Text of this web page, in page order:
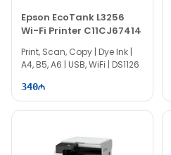
Epson EcoTank L3256
Wi-Fi Printer C11CJ67414
Print, Scan, Copy | Dye Ink |
A4, B5, A6 | USB, WiFi | DS1126
340